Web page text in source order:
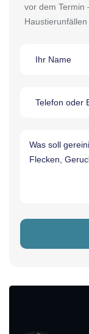
vor dem Termin